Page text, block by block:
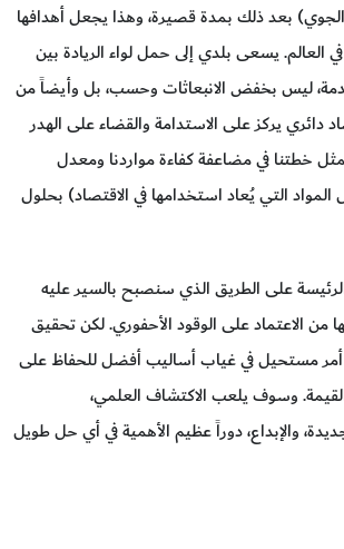
الجوي) بعد ذلك بمدة قصيرة، وهذا يجعل أهدافها
العالم. يسعى بلدي إلى حمل لواء الريادة بين
ليس بخفض الانبعاثات وحسب، بل وأيضاً من
دائري يركز على الاستدامة والقضاء على الهدر
خطتنا في مضاعفة كفاءة مواردنا ومعدل
التي يُعاد استخدامها في الاقتصاد) بحلول
على الطريق الذي سنصبح بالسير عليه
من الاعتماد على الوقود الأحفوري. لكن تحقيق
أمر مستحيل في غياب أساليب أفضل للحفاظ على
القيمة. وسوف يلعب الاكتشاف العلمي،
والإبداع، دوراً عظيم الأهمية في أي حل طويل